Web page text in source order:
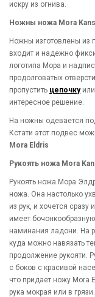
искру из огнива.
Ножны ножа Mora
Ножны изготовлены из
входит и надежно
логотипа Мора и
продолговатых
пропустить цепочкуили
интересное решение.
На ножны одевается
Кстати этот подвес
Mora Eldris
Рукоять ножа Mora
Рукоять ножа Мора
ножа. Она настолько
из рук, и хочется сразу
имеет
наминания ладони. На
куда можно навязать
продолжение рукояти.
с боков с красивой
что придает ножу Mora
рука мокрая или в грязи.